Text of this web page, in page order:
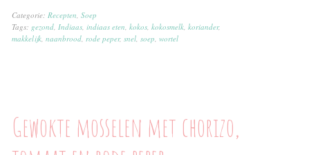
Categorie: Recepten Soep
Tags: gezond, Indiaas, indiaas eten kokos, kokosmelk, koriander,
makkelijk, naanbrood, rode peper, snel, soep wortel
Gewokte mosselen met chorizo,